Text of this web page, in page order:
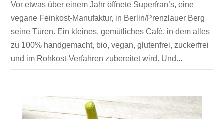
Vor etwas über einem Jahr öffnete Superfran’s, eine
vegane Feinkost-Manufaktur, in Berlin/Prenzlauer Berg
seine Türen. Ein kleines, gemütliches Café, in dem alles
zu 100% handgemacht, bio, vegan, glutenfrei, zuckerfrei
und im Rohkost-Verfahren zubereitet wird. Und...